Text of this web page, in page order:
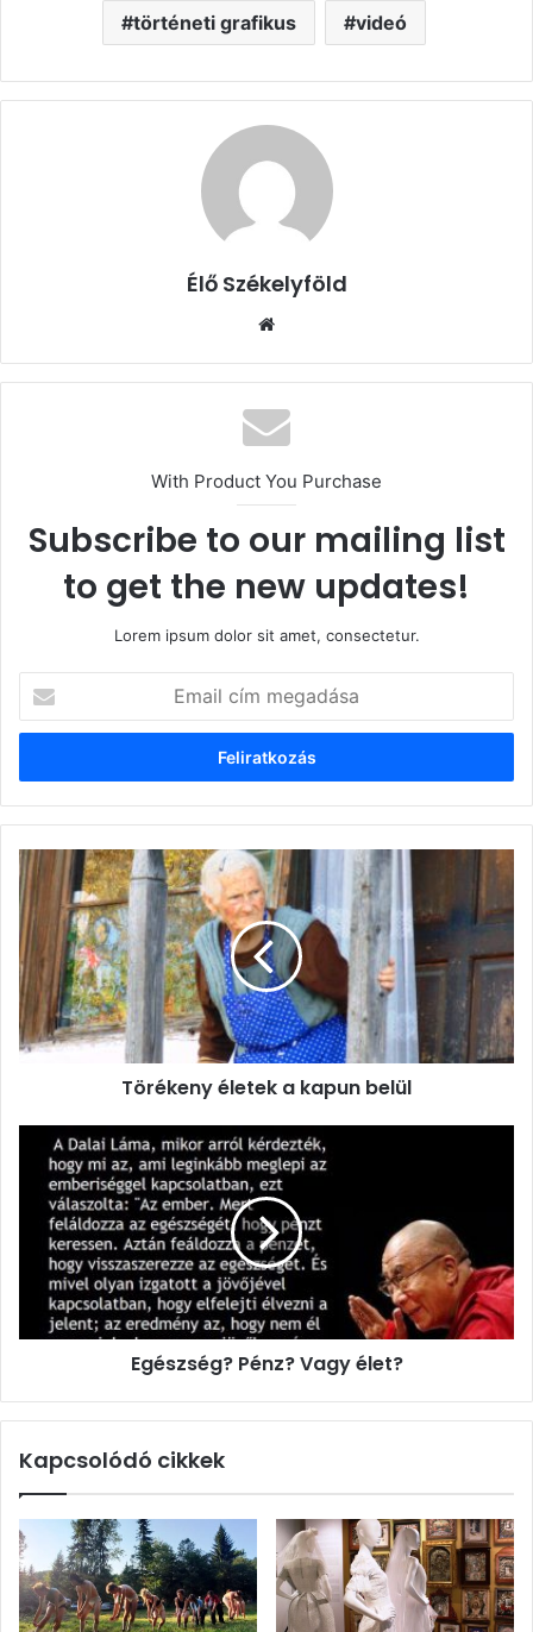
történeti grafikus videó
Élő Székelyföld
With Product You Purchase
Subscribe to our mailing list
to get the new updates!
Lorem ipsum dolor sit amet, consectetur.
cím
megadása
Törékeny
életek
a
kapun
belül
Törékeny életek a kapun belül
Egészség?
Pénz?
Vagy
élet?
Egészség? Pénz? Vagy élet?
Kapcsolódó cikkek